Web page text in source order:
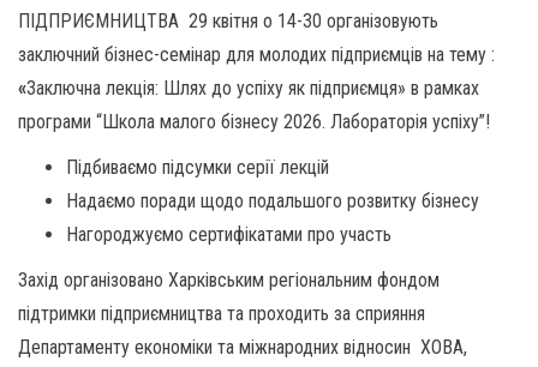
ПІДПРИЄМНИЦТВА 29 квітня о 14-30 організовують
заключний бізнес-семінар для молодих підприємців на тему :
«Заключна лекція: Шлях до успіху як підприємця» в рамках
програми “Школа малого бізнесу 2026. Лабораторія успіху”!
Підбиваємо підсумки серії лекцій
Надаємо поради щодо подальшого розвитку бізнесу
Нагороджуємо сертифікатами про участь
Захід організовано Харківським регіональним фондом
підтримки підприємництва та проходить за сприяння
Департаменту економіки та міжнародних відносин ХОВА,